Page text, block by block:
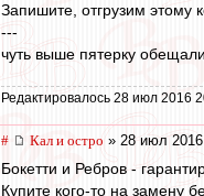
Запишите, отгрузим этому
---
чуть выше пятерку
Редактировалось 28 июл 2016
# Кал и остро » 28 июл 2016
Бокетти и Ребров -
Купите кого-то на замену